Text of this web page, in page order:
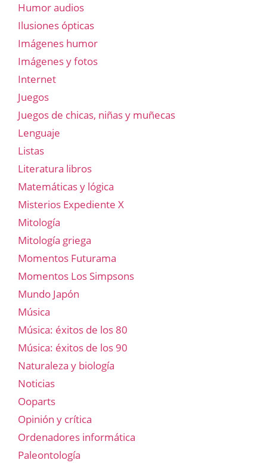
Humor audios
Ilusiones ópticas
Imágenes humor
Imágenes y fotos
Internet
Juegos
Juegos de chicas, niñas y muñecas
Lenguaje
Listas
Literatura libros
Matemáticas y lógica
Misterios Expediente X
Mitología
Mitología griega
Momentos Futurama
Momentos Los Simpsons
Mundo Japón
Música
Música: éxitos de los 80
Música: éxitos de los 90
Naturaleza y biología
Noticias
Ooparts
Opinión y crítica
Ordenadores informática
Paleontología